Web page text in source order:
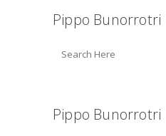
Pippo Bunorrotri
Pippo Bunorrotri